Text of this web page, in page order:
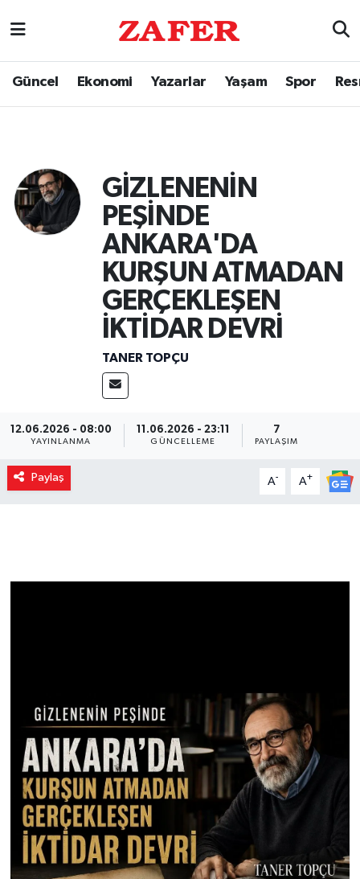
Güncel Ekonomi Yazarlar Yaşam Spor
GİZLENENİN
PEŞİNDE
ANKARA'DA
KURŞUN ATMADAN
GERÇEKLEŞEN
İKTİDAR DEVRİ
TANER TOPÇU
12.06.2026 - 08:00
YAYINLANMA
11.06.2026 - 23:11
GÜNCELLEME
7
PAYLAŞIM
Paylaş A- A+